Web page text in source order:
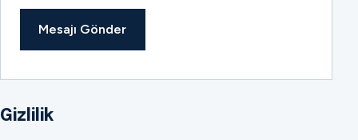
Mesajı Gönder
Gizlilik